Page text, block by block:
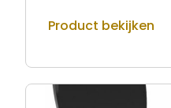
Product bekijken